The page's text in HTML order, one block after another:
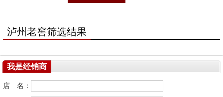
泸州老窖筛选结果
我是经销商
店 名：